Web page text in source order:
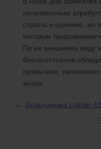
непременным
страсть к курению, но
которым
По ее внешнему виду
благосостоянии
привычках,
жизни.
← Запальничка Lighter